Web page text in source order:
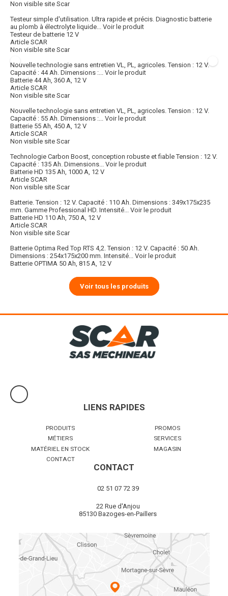
Non visible site Scar
Testeur simple d'utilisation. Ultra rapide et précis. Diagnostic batterie
au plomb à électrolyte liquide... Voir le produit
Testeur de batterie 12 V
Article SCAR
Non visible site Scar
Nouvelle technologie sans entretien VL, PL, agricoles. Tension : 12 V.
Capacité : 44 Ah. Dimensions :... Voir le produit
Batterie 44 Ah, 360 A, 12 V
Article SCAR
Non visible site Scar
Nouvelle technologie sans entretien VL, PL, agricoles. Tension : 12 V.
Capacité : 55 Ah. Dimensions :... Voir le produit
Batterie 55 Ah, 450 A, 12 V
Article SCAR
Non visible site Scar
Technologie Carbon Boost, conception robuste et fiable Tension : 12 V.
Capacité : 135 Ah. Dimensions... Voir le produit
Batterie HD 135 Ah, 1000 A, 12 V
Article SCAR
Non visible site Scar
Batterie. Tension : 12 V. Capacité : 110 Ah. Dimensions : 349x175x235
mm. Gamme Professional HD. Intensité... Voir le produit
Batterie HD 110 Ah, 750 A, 12 V
Article SCAR
Non visible site Scar
Batterie Optima Red Top RTS 4,2. Tension : 12 V. Capacité : 50 Ah.
Dimensions : 254x175x200 mm. Intensité... Voir le produit
Batterie OPTIMA 50 Ah, 815 A, 12 V
Voir tous les produits
LIENS RAPIDES
PRODUITS
PROMOS
MÉTIERS
SERVICES
MATÉRIEL EN STOCK
MAGASIN
CONTACT
CONTACT
02 51 07 72 39
22 Rue d'Anjou
85130 Bazoges-en-Paillers